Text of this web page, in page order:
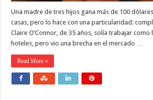
Una madre de tres hijos gana más de 100
casas, pero lo hace con una particularidad:
Claire O’Connor, de 35 años, solía trabajar
hoteles, pero vio una brecha en el mercado …
Read More »